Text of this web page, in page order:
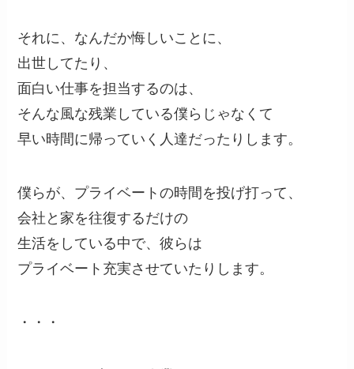
それに、なんだか悔しいことに、
出世してたり、
面白い仕事を担当するのは、
そんな風な残業している僕らじゃなくて
早い時間に帰っていく人達だったりします。
僕らが、プライベートの時間を投げ打って、
会社と家を往復するだけの
生活をしている中で、彼らは
プライベート充実させていたりします。
・・・